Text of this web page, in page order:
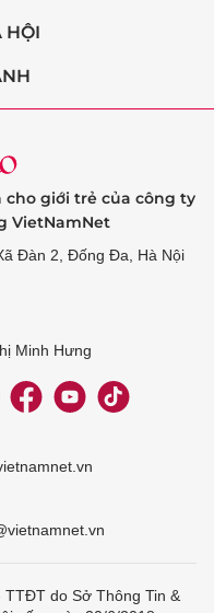
HỘI
giới trẻ của công ty
VietNamNet
Đàn 2, Đống Đa, Hà Nội
Minh Hưng
TTĐT do Sở Thông Tin &